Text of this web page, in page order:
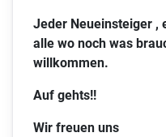
Jeder Neueinsteiger ,
alle wo noch was
willkommen.
Auf gehts!!
Wir freuen uns